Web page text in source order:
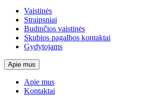
Vaistinės
Straipsniai
Budinčios vaistinės
Skubios pagalbos kontaktai
Gydytojams
Apie mus
Apie mus
Kontaktai